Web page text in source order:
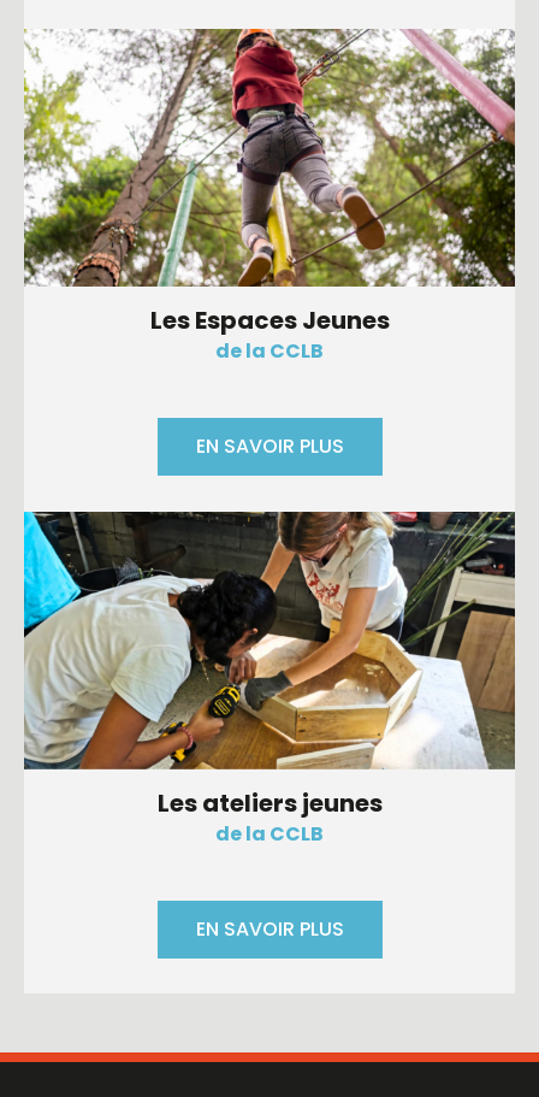
Les Espaces Jeunes
de la CCLB
EN SAVOIR PLUS
Les ateliers jeunes
de la CCLB
EN SAVOIR PLUS